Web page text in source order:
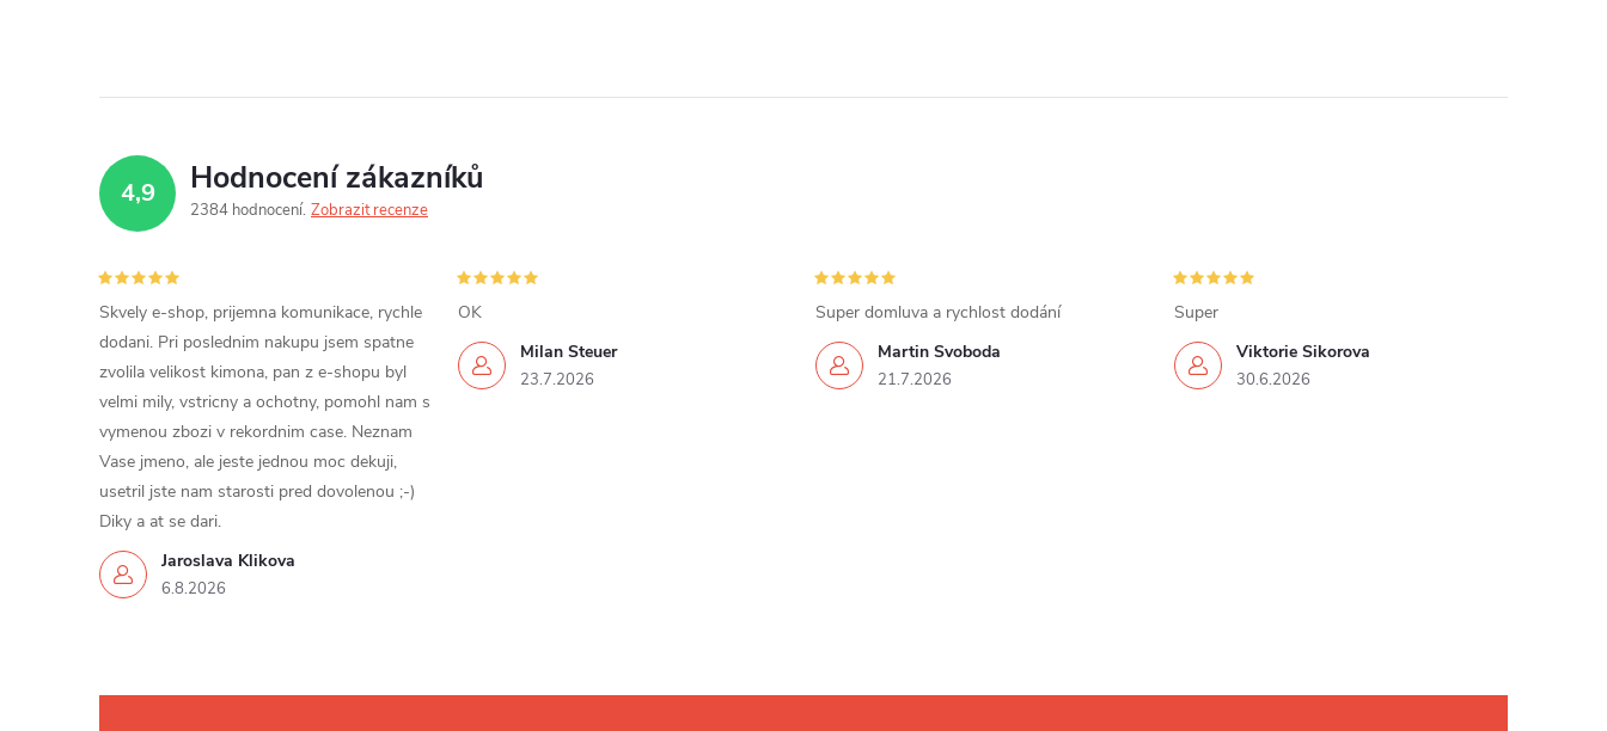
4,9 Hodnocení zákazníků
2384 hodnocení Zobrazit recenze
Jaroslava Klikova
6.8.2026
Skvely e-shop, prijemna komunikace, rychle
dodani. Pri poslednim nakupu jsem spatne
zvolila velikost kimona, pan z e-shopu byl
velmi mily, vstricny a ochotny, pomohl nam s
vymenou zbozi v rekordnim case. Neznam
Vase jmeno, ale jeste jednou moc dekuji,
usetril jste nam starosti pred dovolenou ;-)
Diky a at se dari.
Milan Steuer
23.7.2026
OK
Martin Svoboda
21.7.2026
Super domluva a rychlost dodání
Viktorie Sikorova
30.6.2026
Super